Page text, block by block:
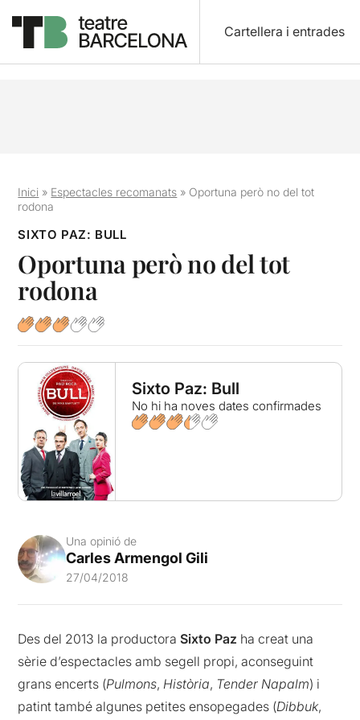
Cartellera i entrades
Inici » Espectacles recomanats » Oportuna però no del tot
rodona
SIXTO PAZ: BULL
Oportuna però no del tot
rodona
Sixto Paz: Bull
No hi ha noves dates confirmades
Una opinió de
Carles Armengol Gili
27/04/2018
Des del 2013 la productoraSixto Paz ha creat una
sèrie d’espectacles amb segell propi, aconseguint
grans encerts (Pulmons,Història, Tender Napalm) i
patint també algunes petites ensopegades (Dibbuk,